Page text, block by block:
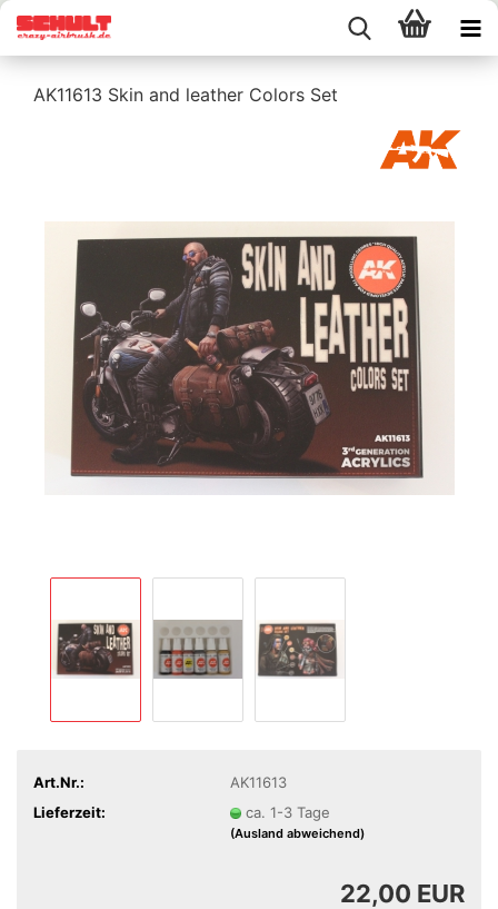
AK11613 Skin and leather Colors Set
Art.Nr.:
AK11613
Lieferzeit:
ca. 1-3 Tage
(Ausland abweichend)
22,00 EUR